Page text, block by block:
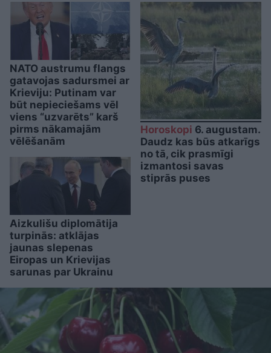
NATO austrumu flangs
gatavojas sadursmei ar
Krieviju: Putinam var
būt nepieciešams vēl
viens “uzvarēts” karš
pirms nākamajām
vēlēšanām
Aizkulišu diplomātija
turpinās: atklājas
jaunas slepenas
Eiropas un Krievijas
sarunas par Ukrainu
Horoskopi 6. augustam.
Daudz kas būs atkarīgs
no tā, cik prasmīgi
izmantosi savas
stiprās puses